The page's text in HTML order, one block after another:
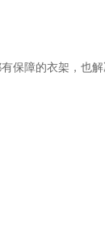
保障的衣架，也